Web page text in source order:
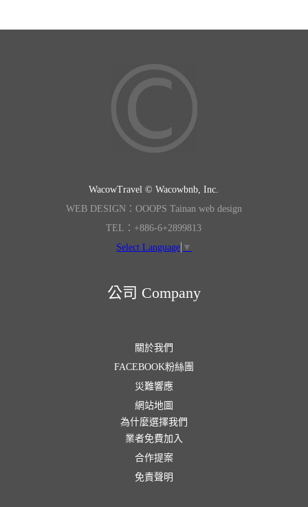
WacowTravel © Wacowbnb, Inc.
WEB DESIGN：OOOPS Tainan web design
TEL：+886-6+2899813
Select Language ▼
公司 Company
關於我們
FACEBOOK粉絲團
災難響應
網站地圖
為什麼選擇我們
業者免費加入
合作提案
免責聲明